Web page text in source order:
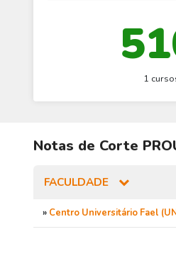
1
Notas de Corte
FACULDADE
» Centro Universitário Fael